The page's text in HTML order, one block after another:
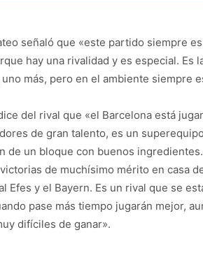
señaló que «este partido siempre
hay una rivalidad y es especial. Es
más, pero en el ambiente siempre
del rival que «el Barcelona está
de gran talento, es un
de un bloque con buenos
de muchísimo mérito en casa
Efes y el Bayern. Es un rival que se
pase más tiempo jugarán mejor,
difíciles de ganar».